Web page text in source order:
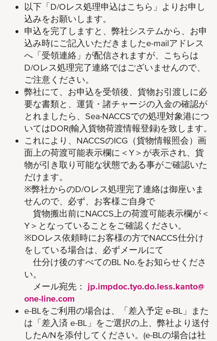
以下「D/Oレス処理申込はこちら」よりお申し
込みをお願いします。
申込を完了しますと、弊社システムから、お申
込み時にご記入いただきましたe-mailアドレス
へ「受領連絡」が配信されますが、こちらは
D/Oレス処理完了連絡ではございませんので、
ご注意ください。
弊社にて、お申込を受領後、貨物お引渡しに必
要な書類と、運賃・諸チャージの入金の確認が
とれましたら、Sea-NACCSでの処理対象港につ
いてはDOR(輸入貨物荷渡情報登録)を致します。
これにより、NACCSのICG（貨物情報照会）画
面上の荷渡可能表示欄に＜Y＞が表示され、貨
物が引き取り可能な状態である事がご確認いた
だけます。
※弊社からのD/Oレス処理完了連絡は御座いま
せんので、必ず、お客様ご自身で
貨物搬出前にNACCS上の荷渡可能表示欄が＜
Y＞となっていることをご確認ください。
※DOレス依頼時にお客様の方でNACCS仕分け
をしている場合は、必ずメールにて
仕分け後のすべてのBL No.をお知らせくださ
い。
メール宛先： jp.impdoc.tyo.do.less.kanto@
one-line.com
e-BLをご利用の場合は、「差入予定 e-BL」また
は「差入済 e-BL」をご選択の上、弊社より送付
したA/Nを添付してください。(e-BLの場合は社